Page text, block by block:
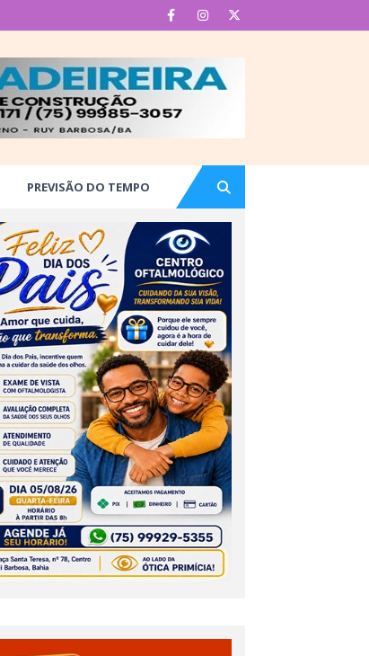
PREVISÃO DO TEMPO